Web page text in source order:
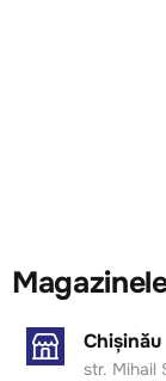
Chișinău
str. Mihail